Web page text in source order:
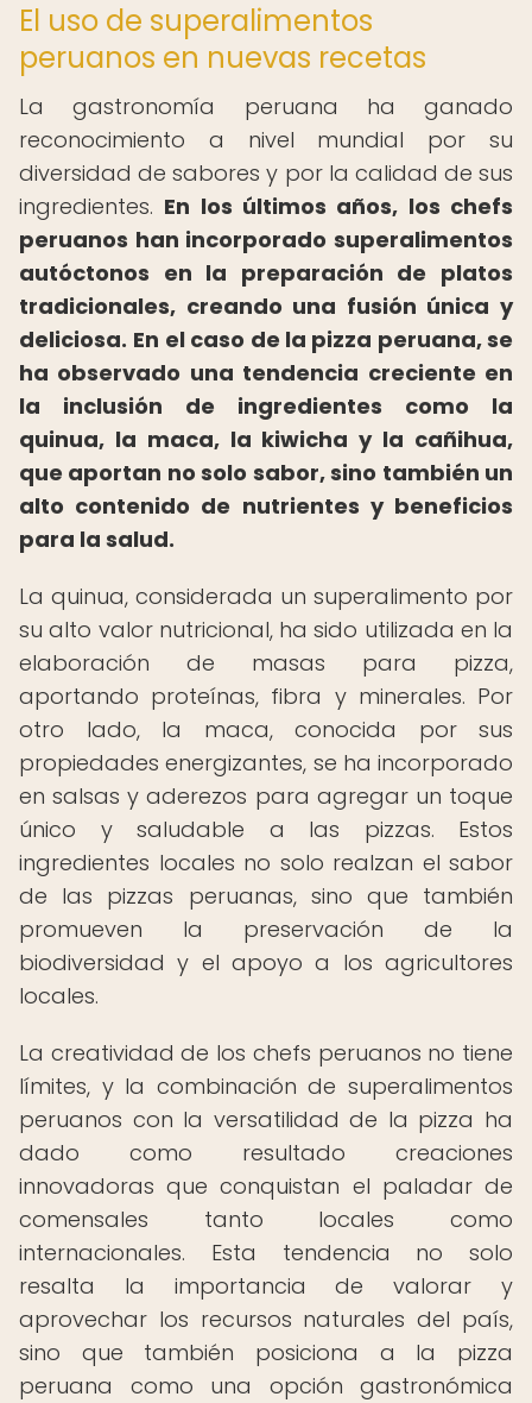
El uso de superalimentos
peruanos en nuevas recetas
La gastronomía peruana ha ganado
reconocimiento a nivel mundial por su
diversidad de sabores y por la calidad de sus
ingredientes. En los últimos años, los chefs
peruanos han incorporado superalimentos
autóctonos en la preparación de platos
tradicionales, creando una fusión única y
deliciosa. En el caso de la pizza peruana, se
ha observado una tendencia creciente en
la inclusión de ingredientes como la
quinua, la maca, la kiwicha y la cañihua,
que aportan no solo sabor, sino también un
alto contenido de nutrientes y beneficios
para la salud.
La quinua, considerada un superalimento por
su alto valor nutricional, ha sido utilizada en la
elaboración de masas para pizza,
aportando proteínas, fibra y minerales. Por
otro lado, la maca, conocida por sus
propiedades energizantes, se ha incorporado
en salsas y aderezos para agregar un toque
único y saludable a las pizzas. Estos
ingredientes locales no solo realzan el sabor
de las pizzas peruanas, sino que también
promueven la preservación de la
biodiversidad y el apoyo a los agricultores
locales.
La creatividad de los chefs peruanos no tiene
límites, y la combinación de superalimentos
peruanos con la versatilidad de la pizza ha
dado como resultado creaciones
innovadoras que conquistan el paladar de
comensales tanto locales como
internacionales. Esta tendencia no solo
resalta la importancia de valorar y
aprovechar los recursos naturales del país,
sino que también posiciona a la pizza
peruana como una opción gastronómica